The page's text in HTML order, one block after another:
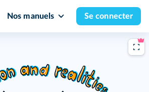
Nos manuels Se connecter